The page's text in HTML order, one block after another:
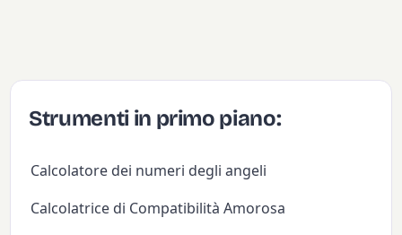
Strumenti in primo piano:
Calcolatore dei numeri degli angeli
Calcolatrice di Compatibilità Amorosa